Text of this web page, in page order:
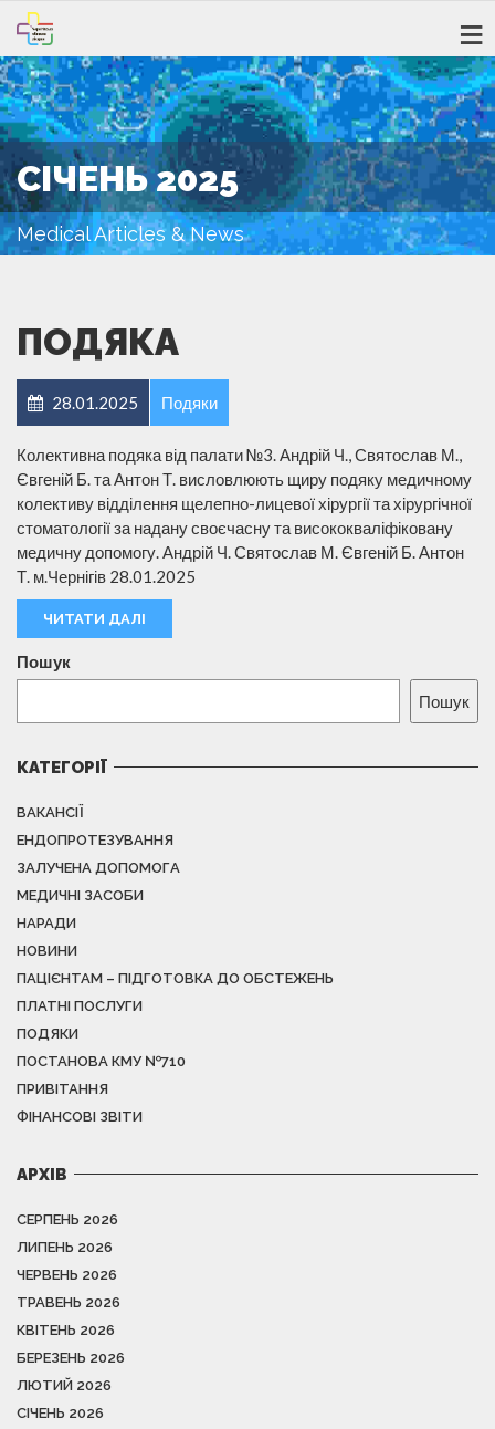
СІЧЕНЬ 2025
Medical Articles & News
ПОДЯКА
28.01.2025 Подяки
Колективна подяка від палати №3. Андрій Ч., Святослав М.,
Євгеній Б. та Антон Т. висловлюють щиру подяку медичному
колективу відділення щелепно-лицевої хірургії та хірургічної
стоматології за надану своєчасну та висококваліфіковану
медичну допомогу. Андрій Ч. Святослав М. Євгеній Б. Антон
Т. м.Чернігів 28.01.2025
ЧИТАТИ ДАЛІ
Пошук
Пошук
КАТЕГОРІЇ
ВАКАНСІЇ
ЕНДОПРОТЕЗУВАННЯ
ЗАЛУЧЕНА ДОПОМОГА
МЕДИЧНІ ЗАСОБИ
НАРАДИ
НОВИНИ
ПАЦІЄНТАМ – ПІДГОТОВКА ДО ОБСТЕЖЕНЬ
ПЛАТНІ ПОСЛУГИ
ПОДЯКИ
ПОСТАНОВА КМУ №710
ПРИВІТАННЯ
ФІНАНСОВІ ЗВІТИ
АРХІВ
СЕРПЕНЬ 2026
ЛИПЕНЬ 2026
ЧЕРВЕНЬ 2026
ТРАВЕНЬ 2026
КВІТЕНЬ 2026
БЕРЕЗЕНЬ 2026
ЛЮТИЙ 2026
СІЧЕНЬ 2026